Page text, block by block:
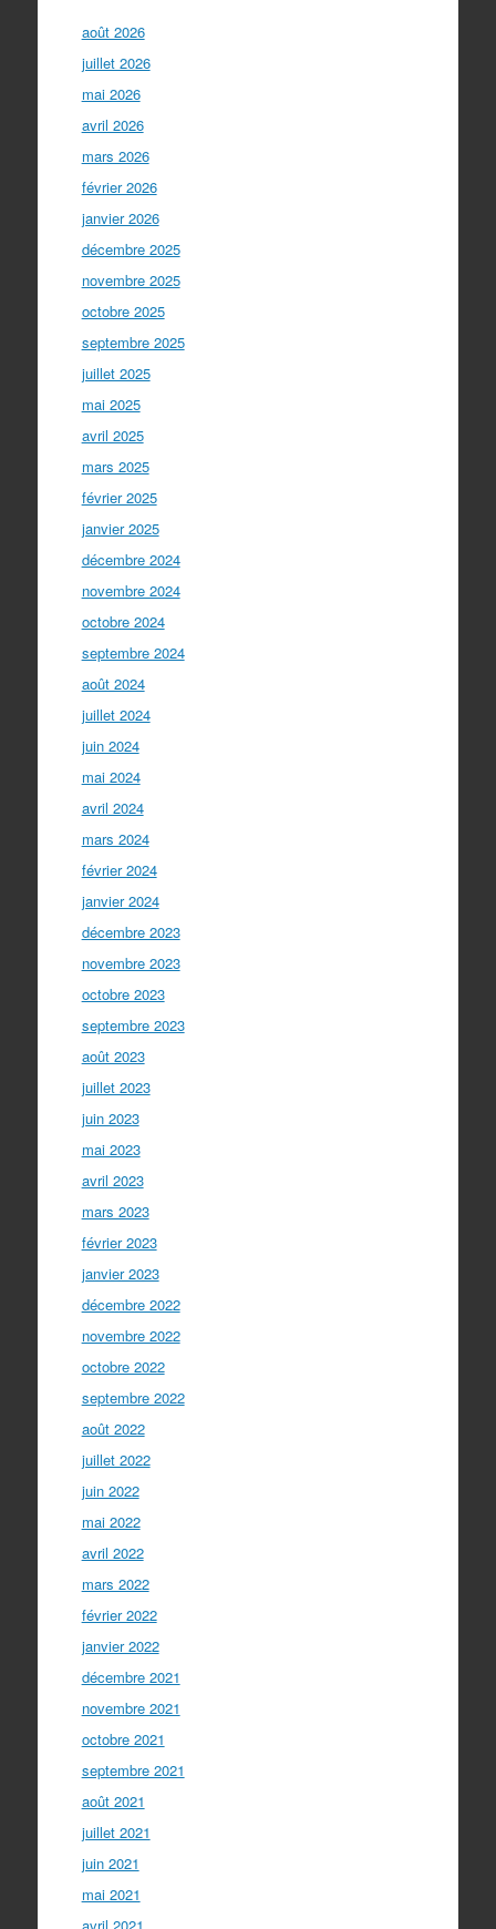
août 2026
juillet 2026
mai 2026
avril 2026
mars 2026
février 2026
janvier 2026
décembre 2025
novembre 2025
octobre 2025
septembre 2025
juillet 2025
mai 2025
avril 2025
mars 2025
février 2025
janvier 2025
décembre 2024
novembre 2024
octobre 2024
septembre 2024
août 2024
juillet 2024
juin 2024
mai 2024
avril 2024
mars 2024
février 2024
janvier 2024
décembre 2023
novembre 2023
octobre 2023
septembre 2023
août 2023
juillet 2023
juin 2023
mai 2023
avril 2023
mars 2023
février 2023
janvier 2023
décembre 2022
novembre 2022
octobre 2022
septembre 2022
août 2022
juillet 2022
juin 2022
mai 2022
avril 2022
mars 2022
février 2022
janvier 2022
décembre 2021
novembre 2021
octobre 2021
septembre 2021
août 2021
juillet 2021
juin 2021
mai 2021